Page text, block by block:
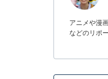
アニメや漫
などのリポ